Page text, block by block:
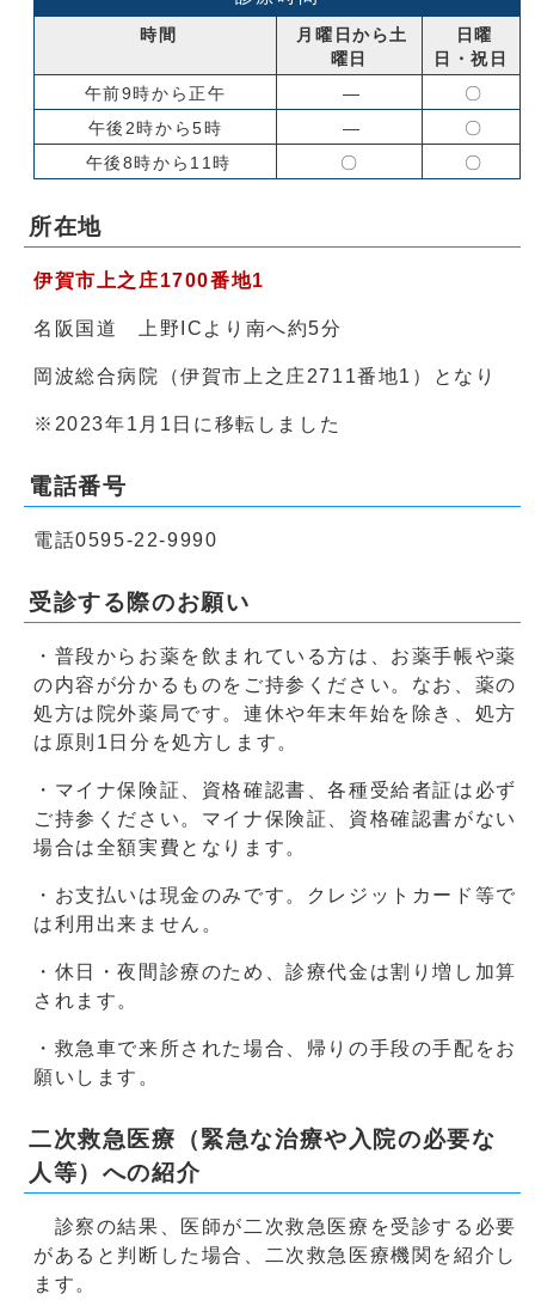
時間
月曜日から土
曜日
日曜
日・祝日
午前9時から正午
―
〇
午後2時から5時
―
〇
午後8時から11時
〇 〇
所在地
伊賀市上之庄1700番地1
名阪国道 上野ICより南へ約5分
岡波総合病院（伊賀市上之庄2711番地1）となり
※2023年1月1日に移転しました
電話番号
電話0595-22-9990
受診する際のお願い
・普段からお薬を飲まれている方は、お薬手帳や薬
の内容が分かるものをご持参ください。なお、薬の
処方は院外薬局です。連休や年末年始を除き、処方
は原則1日分を処方します。
・マイナ保険証、資格確認書、各種受給者証は必ず
ご持参ください。マイナ保険証、資格確認書がない
場合は全額実費となります。
・お支払いは現金のみです。クレジットカード等で
は利用出来ません。
・休日・夜間診療のため、診療代金は割り増し加算
されます。
・救急車で来所された場合、帰りの手段の手配をお
願いします。
二次救急医療（緊急な治療や入院の必要な
人等）への紹介
診察の結果、医師が二次救急医療を受診する必要
があると判断した場合、二次救急医療機関を紹介し
ます。